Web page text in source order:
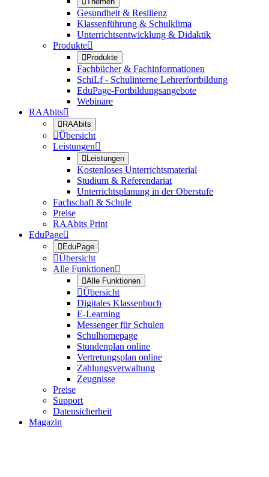
Gesundheit & Resilienz
Klassenführung & Schulklima
Unterrichtsentwicklung & Didaktik
Produkte
Produkte
Fachbücher & Fachinformationen
SchiLf - Schulinterne Lehrerfortbildung
EduPage-Fortbildungsangebote
Webinare
RAAbits
RAAbits
Übersicht
Leistungen
Leistungen
Kostenloses Unterrichtsmaterial
Studium & Referendariat
Unterrichtsplanung in der Oberstufe
Fachschaft & Schule
Preise
RAAbits Print
EduPage
EduPage
Übersicht
Alle Funktionen
Alle Funktionen
Übersicht
Digitales Klassenbuch
E-Learning
Messenger für Schulen
Schulhomepage
Stundenplan online
Vertretungsplan online
Zahlungsverwaltung
Zeugnisse
Preise
Support
Datensicherheit
Magazin